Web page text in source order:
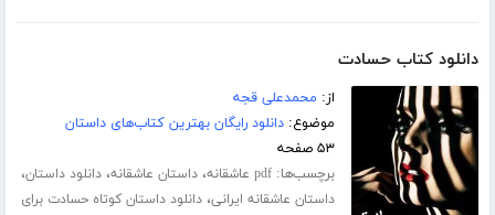
دانلود کتاب حسادت
از: محمدعلی قجه
موضوع:دانلود رایگان بهترین کتاب‌های داستان
۵۳ صفحه
برچسب‌ها:pdf عاشقانه ،داستان عاشقانه،دانلود داستان،
داستان عاشقانه ایرانی،دانلود داستان کوتاه حسادت برای